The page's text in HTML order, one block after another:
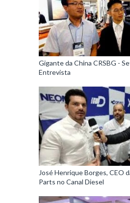
Gigante da China CRSBG -
Entrevista
José Henrique Borges, CEO
Parts no Canal Diesel